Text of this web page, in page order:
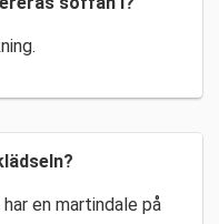
en martindale på